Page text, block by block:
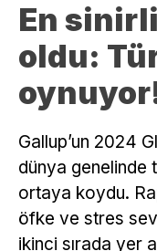
En
oldu:
Gallup’un 2024
dünya genelinde
ortaya koydu.
öfke ve stres
ikinci sırada yer